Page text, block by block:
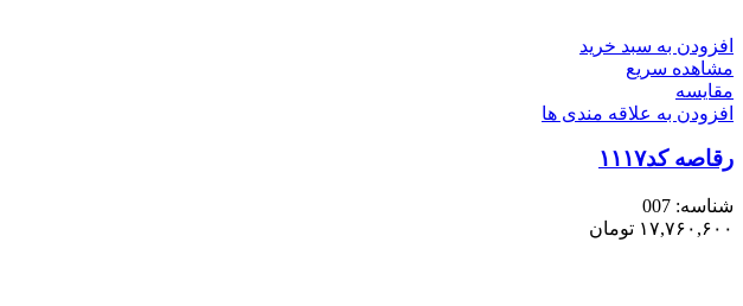
افزودن به سبد خرید
مشاهده سریع
مقایسه
افزودن به علاقه مندی ها
رقاصه کد۱۱۱۷
شناسه: 007
۱۷,۷۶۰,۶۰۰ تومان